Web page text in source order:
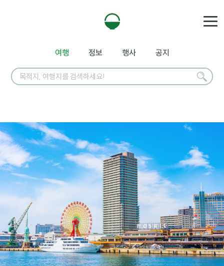
여행 정보 행사 공지